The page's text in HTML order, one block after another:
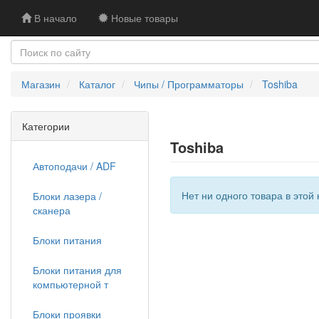
В начало Новые товары
Магазин Каталог Чипы / Программаторы Toshiba
Toshiba
Нет ни одного товара в этой
Категории
Автоподачи / ADF
Блоки лазера /
сканера
Блоки питания
Блоки питания для
компьютерной т
Блоки проявки